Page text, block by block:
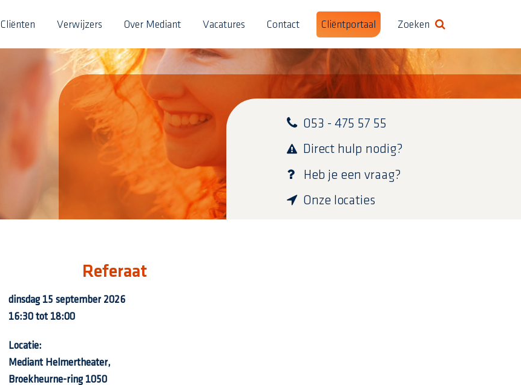
Cliënten Verwijzers Over Mediant Vacatures Contact Cliëntportaal
Zoeken
053 - 475 57 55
Direct hulp nodig?
Heb je een vraag?
Onze locaties
Referaat
dinsdag 15 september 2026
16:30 tot 18:00
Locatie:
Mediant Helmertheater,
Broekheurne-ring 1050